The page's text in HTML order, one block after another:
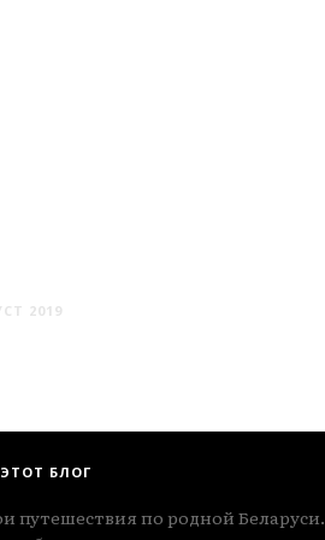
2019
БЛОГ
путешествия по родной Беларуси.